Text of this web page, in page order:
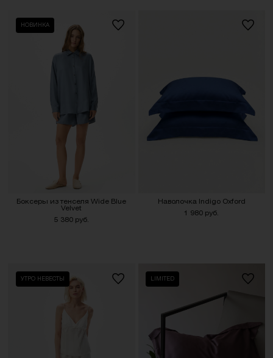
НОВИНКА
Боксеры из тенселя Wide Blue
Velvet
5 380 руб.
Наволочка Indigo Oxford
1 980 руб.
УТРО НЕВЕСТЫ LIMITED